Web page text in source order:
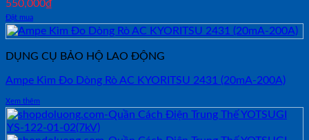
550,000₫
Đặt mua
DỤNG CỤ BẢO HỘ LAO ĐỘNG
Ampe Kìm Đo Dòng Rò AC KYORITSU 2431 (20mA-200A)
Xem thêm